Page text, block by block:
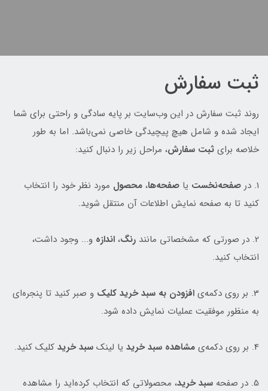
ثبت سفارش
روند ثبت سفارش در این وب‌سایت بر پایه سادگی و راحتی برای شما
ایجاد شده و شامل هیچ پیچیدگی خاصی نمی‌باشد. اما به طور
خلاصه برای ثبت سفارش، مراحل زیر را دنبال کنید:
1. در صفحه‌نخست یا صفحه‌ها، محصول مورد نظر خود را انتخاب
کنید تا به صفحه نمایش اطلاعات آن منتقل شوید.
2. در صورتی که مشخصاتی مانند رنگ، اندازه و... وجود داشت،
انتخاب کنید.
3. بر روی دکمه‌ی افزودن به سبد خرید کلیک و صبر کنید تا پنجره‌ای
به منظور موفقیت عملیات نمایش داده شود.
4. بر روی دکمه‌ی مشاهده سبد خرید یا لینک سبد خرید کلیک کنید.
5. در صفحه سبد خرید، محصولاتی که انتخاب کرده‌اید را مشاهده